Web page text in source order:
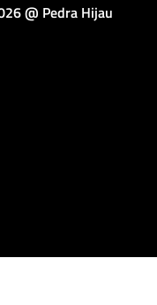
@ Pedra Hijau